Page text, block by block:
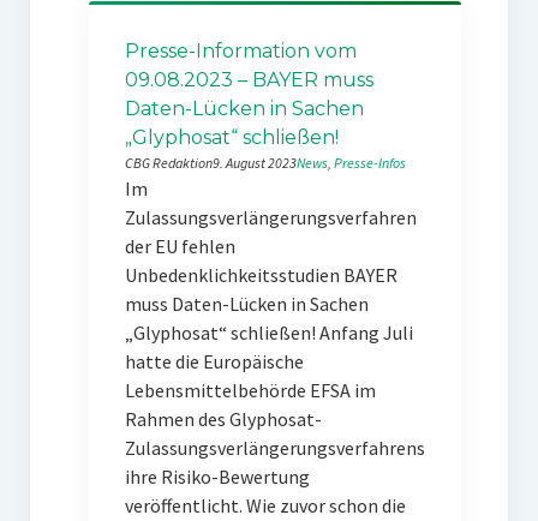
Presse-Information vom
09.08.2023 – BAYER muss
Daten-Lücken in Sachen
„Glyphosat“ schließen!
CBG Redaktion9. August 2023News, Presse-Infos
Im
Zulassungsverlängerungsverfahren
der EU fehlen
Unbedenklichkeitsstudien BAYER
muss Daten-Lücken in Sachen
„Glyphosat“ schließen! Anfang Juli
hatte die Europäische
Lebensmittelbehörde EFSA im
Rahmen des Glyphosat-
Zulassungsverlängerungsverfahrens
ihre Risiko-Bewertung
veröffentlicht. Wie zuvor schon die